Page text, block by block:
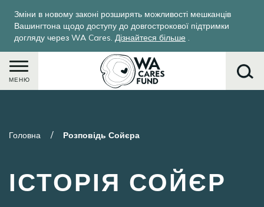
основного
вмісту
Зміни в новому законі розширять можливості мешканців
Вашингтона щодо доступу до довгострокової підтримки
догляду через WA Cares. Дізнайтеся більше .
МЕНЮ
Головна Розповідь Сойєра
ІСТОРІЯ СОЙЄР